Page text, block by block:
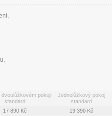
dvoulůžkovém pokoji
standard
Jednolůžkový pokoj
standard
17 890 Kč 19 390 Kč